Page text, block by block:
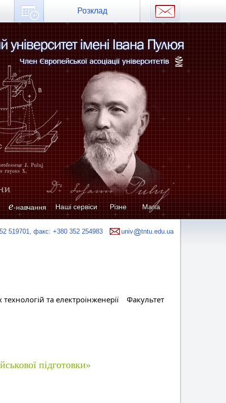
Розклад
e-навчання Наші сервіси Різне Мапа
519701, факс: +380 352 254983 univ tntu.edu.ua
та електроінженерії
Факультет
підготовки»